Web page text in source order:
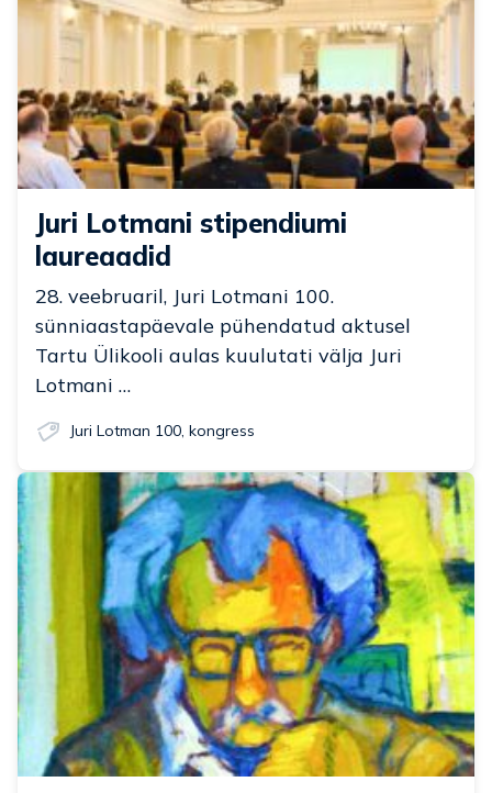
Juri Lotmani stipendiumi
laureaadid
28. veebruaril, Juri Lotmani 100.
sünniaastapäevale pühendatud aktusel
Tartu Ülikooli aulas kuulutati välja Juri
Lotmani …
Juri Lotman 100, kongress